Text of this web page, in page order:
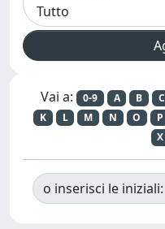
Vai a: 0-9 A B C
K
L M N O P
X
o inserisci le iniziali: